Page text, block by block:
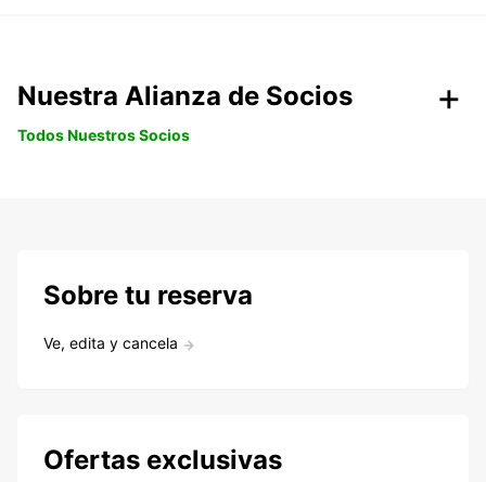
Nuestra Alianza de Socios
Todos Nuestros Socios
Sobre tu reserva
Ve, edita y cancela
Ofertas exclusivas